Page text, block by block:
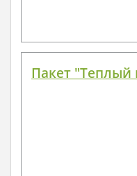
Пакет "Теплый